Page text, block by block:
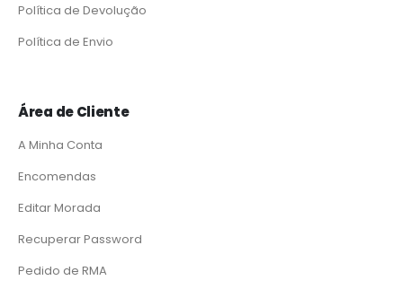
Política de Devolução
Política de Envio
Área de Cliente
A Minha Conta
Encomendas
Editar Morada
Recuperar Password
Pedido de RMA